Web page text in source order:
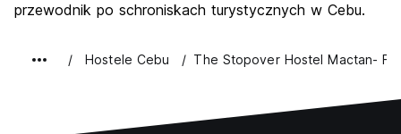
przewodnik po schroniskach turystycznych w Cebu.
Hostele Cebu The Stopover Hostel Mactan-